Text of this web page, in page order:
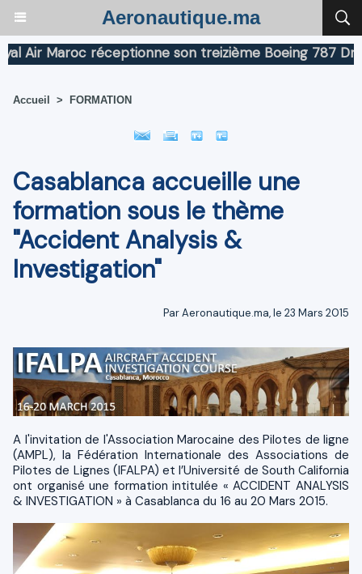
Aeronautique.ma
Maroc réceptionne son treizième Boeing 787
Accueil > FORMATION
Casablanca accueille une
formation sous le thème
"Accident Analysis &
Investigation"
Par Aeronautique.ma, le 23 Mars 2015
A l'invitation de l'Association Marocaine des Pilotes de ligne
(AMPL), la Fédération Internationale des Associations de
Pilotes de Lignes (IFALPA) et l’Université de South California
ont organisé une formation intitulée « ACCIDENT ANALYSIS
& INVESTIGATION » à Casablanca du 16 au 20 Mars 2015.